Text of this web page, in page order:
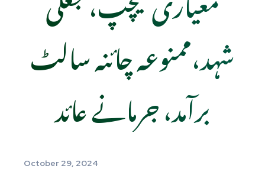
شہد،ممنوعہ چائنہ سالٹ
برآمد، جرمانے عائد
October 29, 2024